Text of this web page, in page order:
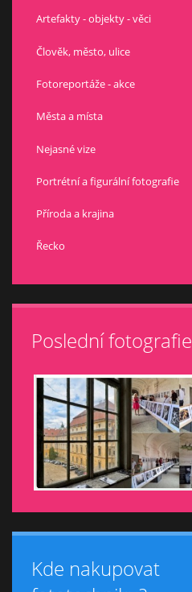
Artefakty - objekty - věci
Člověk, město, ulice
Fotoreportáže - akce
Města a místa
Nejasné vize
Portrétní a figurální fotografie
Příroda a krajina
Řecko
Poslední fotografie
Kde nakupovat